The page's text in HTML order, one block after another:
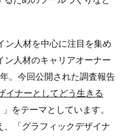
ン人材を中心に注目を集め
ン人材のキャリアオーナー
。今回公開された調査報告
イナーとしてどう生きる
」をテーマとしています。
「グラフィックデザイナ